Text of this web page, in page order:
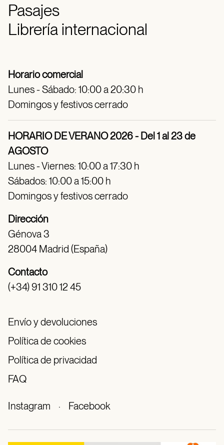
Pasajes
Librería internacional
Horario comercial
Lunes - Sábado: 10:00 a 20:30 h
Domingos y festivos cerrado
HORARIO DE VERANO 2026 - Del 1 al 23 de
AGOSTO
Lunes - Viernes: 10:00 a 17:30 h
Sábados: 10:00 a 15:00 h
Domingos y festivos cerrado
Dirección
Génova 3
28004 Madrid (España)
Contacto
(+34) 91 310 12 45
Envío y devoluciones
Política de cookies
Política de privacidad
FAQ
Instagram · Facebook